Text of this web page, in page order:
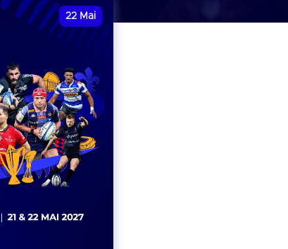
22 Mai